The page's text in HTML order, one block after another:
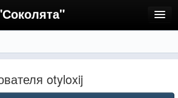
otyloxij